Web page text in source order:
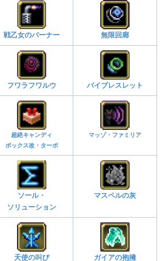
戦乙女のバーナー 無限回廊
フワラフワルウ バイブレスレット
超絶キャンディ
ボックス改・ターボ
マッゾ・ファミリア
ソール・
ソリューション
マスペルの灰
天使の叫び ガイアの抱擁